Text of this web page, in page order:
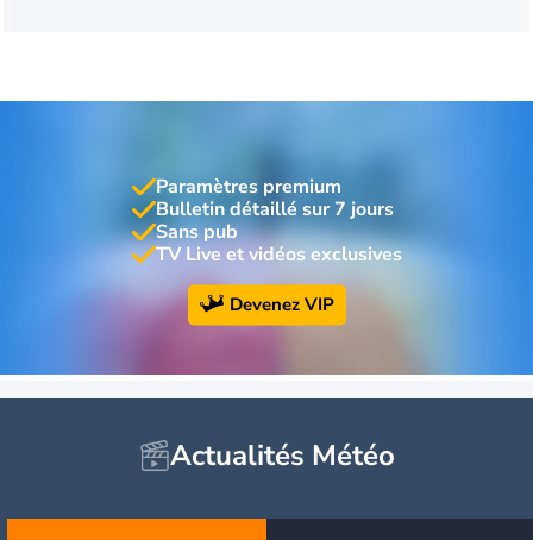
Paramètres premium
Bulletin détaillé sur 7 jours
Sans pub
TV Live et vidéos exclusives
Devenez VIP
Actualités Météo